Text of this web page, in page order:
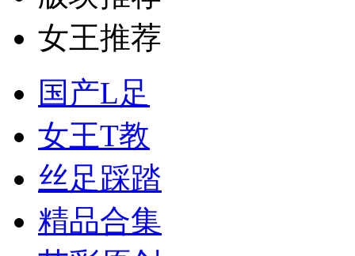
女王推荐
国产L足
女王T教
丝足踩踏
精品合集